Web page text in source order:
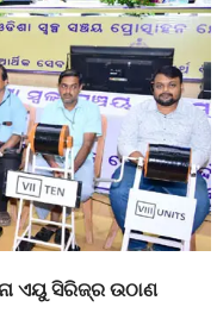
ଏୟୁ ସିରିଜ୍‌ର ଉଠାଣ